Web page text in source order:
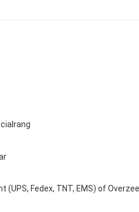
(UPS, Fedex, TNT, EMS) of